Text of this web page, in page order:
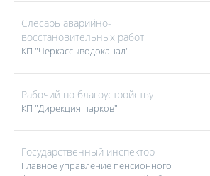
Слесарь аварийно-
восстановительных работ
КП "Черкассыводоканал"
Рабочий по благоустройству
КП "Дирекция парков"
Государственный инспектор
Главное управление пенсионного